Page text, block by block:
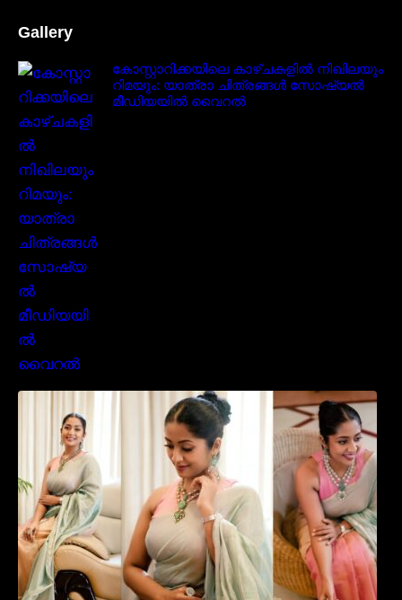
Gallery
കോസ്റ്റാറിക്കയിലെ കാഴ്ചകളിൽ നിഖിലയും
റിമയും: യാത്രാ ചിത്രങ്ങൾ സോഷ്യൽ
മീഡിയയിൽ വൈറൽ
സാരിയിൽ സുന്ദരിയായി മലയിലകളുടെ
പ്രിയ താരം നവ്യാ നായർ| Malayalam
favourite actress Navya Nair cute in saree